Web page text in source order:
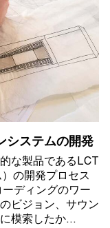
システムの開発
な製品であるLCT
の開発プロセス
ディングのワー
ビジョン、サウン
模索したか…